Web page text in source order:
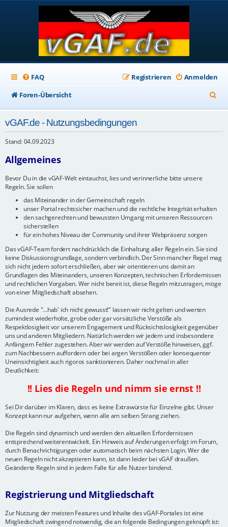
FAQ Anmelden
Registrieren
Foren-Übersicht
u
vGAF.de - Nutzungsbedingungen
Stand: 04.09.2023
Allgemeines
Bevor Du in die vGAF-Welt eintauchst, lies und verinnerliche bitte unsere
Regeln. Sie sollen
das Miteinander in der Gemeinschaft regeln
unser Portal rechtssicher machen und die rechtliche Integrität erhalten
den sachgerechten und bewussten Umgang mit unseren Ressourcen
sicherstellen
für ein hohes Niveau der Community und ihrer Webpräsenz sorgen
Das vGAF-Team fordert nachdrücklich die Einhaltung aller Regeln ein. Sie sind
keine Diskussionsgrundlage, sondern verbindlich. Der Sinn mancher Regel mag
sich nicht jedem sofort erschließen, aber wir orientieren uns damit an
Grundlagen des Miteinanders, unseren Konzepten, technischen Erfordernissen
und rechtlichen Vorgaben. Wer nicht bereit ist, diese Regeln mitzutragen, möge
von einer Mitgliedschaft absehen.
Die Ausrede "...hab' ich nicht gewusst!" lassen wir nicht gelten und werten
zumindest wiederholte, grobe oder gar vorsätzliche Verstöße als
Respektlosigkeit vor unserem Engagement und Rücksichtslosigkeit gegenüber
uns und anderen Mitgliedern. Natürlich werden wir jedem und insbesondere
Anfängern Fehler zugestehen. Aber wir werden auf Verstöße hinweisen, ggf.
zum Nachbessern auffordern oder bei argen Verstößen oder konsequenter
Uneinsichtigkeit auch rigoros sanktionieren. Daher nochmal in aller
Deutlichkeit:
!! Lies die Regeln und nimm sie ernst !!
Sei Dir darüber im Klaren, dass es keine Extrawürste für Einzelne gibt. Unser
Konzept kann nur aufgehen, wenn alle am selben Strang ziehen.
Die Regeln sind dynamisch und werden den aktuellen Erfordernissen
entsprechend weiterentwickelt. Ein Hinweis auf Änderungen erfolgt im Forum,
durch Benachrichtigungen oder automatisch beim nächsten Login. Wer die
neuen Regeln nicht akzeptieren kann, ist dann leider bei vGAF draußen.
Geänderte Regeln sind in jedem Falle für alle Nutzer bindend.
Registrierung und Mitgliedschaft
Zur Nutzung der meisten Features und Inhalte des vGAF-Portales ist eine
Mitgliedschaft zwingend notwendig, die an folgende Bedingungen geknüpft ist: